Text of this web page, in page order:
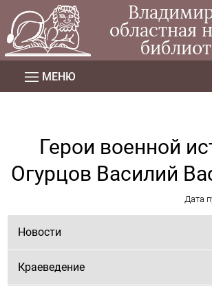
областная
МЕНЮ
Герои военной
Огурцов Василий
Дата
Новости
Краеведение